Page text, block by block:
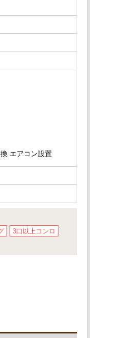
エアコン設置
3口以上コンロ